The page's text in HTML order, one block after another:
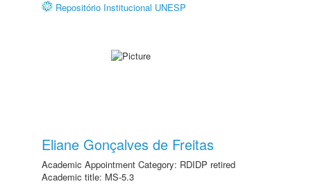
Repositório Institucional UNESP
Eliane Gonçalves de Freitas
Academic Appointment Category: RDIDP retired
Academic title: MS-5.3